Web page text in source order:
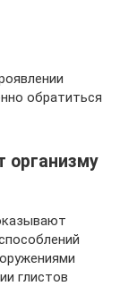
обратиться
организму
глистов